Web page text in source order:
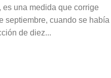
es una medida que corrige
septiembre, cuando se había
de diez...